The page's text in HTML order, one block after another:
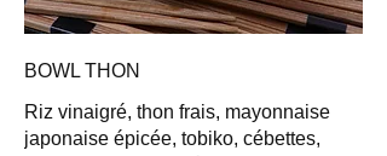
BOWL THON
Riz vinaigré, thon frais, mayonnaise
japonaise épicée, tobiko, cébettes,